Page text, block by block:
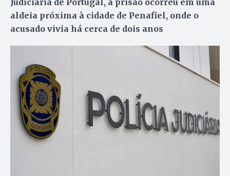
aldeia próxima à cidade de Penafiel, onde o
acusado vivia há cerca de dois anos